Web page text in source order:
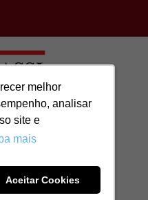
melhor
analisar
site e
mais
Aceitar Cookies
melhor
analisar
site e
mais
Aceitar Cookies
IMÓVEIS LTDA | CNPJ:
J-04970/1